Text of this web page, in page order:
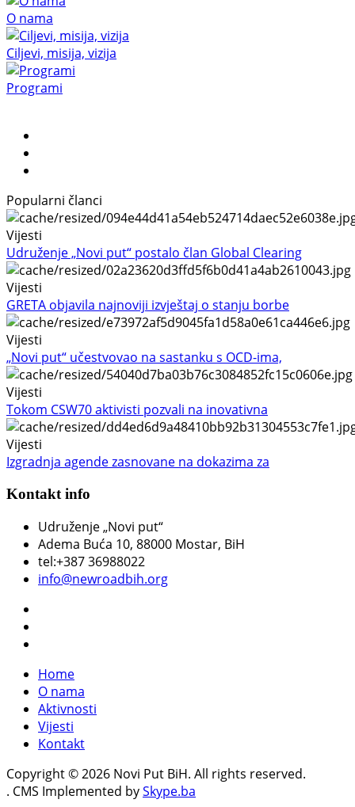
O nama
Ciljevi, misija, vizija
Programi
Popularni članci
Vijesti
Udruženje „Novi put“ postalo član Global Clearing
Vijesti
GRETA objavila najnoviji izvještaj o stanju borbe
Vijesti
„Novi put“ učestvovao na sastanku s OCD-ima,
Vijesti
Tokom CSW70 aktivisti pozvali na inovativna
Vijesti
Izgradnja agende zasnovane na dokazima za
Kontakt info
Udruženje „Novi put“
Adema Buća 10, 88000 Mostar, BiH
tel:+387 36988022
info@newroadbih.org
Home
O nama
Aktivnosti
Vijesti
Kontakt
Copyright © 2026 Novi Put BiH. All rights reserved.
. CMS Implemented bySkype.ba